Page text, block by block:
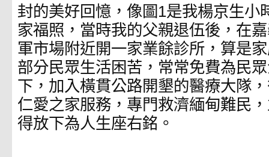
封的美好回憶，像圖1是我楊京生小
家福照，當時我的父親退伍後，在
軍市場附近開一家業餘診所，算是
部分民眾生活困苦，常常免費為民
下，加入橫貫公路開墾的醫療大隊
仁愛之家服務，專門救濟緬甸難民
得放下為人生座右銘。